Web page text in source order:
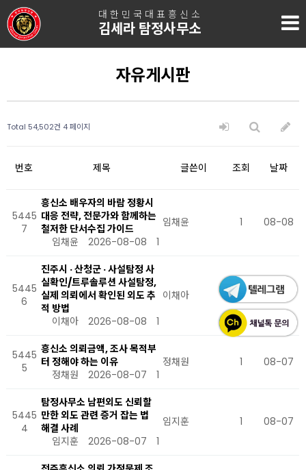
대한민국대표흥신소
김세라 탐정사무소
자유게시판
Total 54,502건 4 페이지
번호 제목 글쓴이 조회 날짜
5445
7
흥신소 배우자의 바람 정황시
대응 전략, 전문가와 함께하는
철저한 단서수집 가이드
임채윤
2026-08-08 1
임채윤 1 08-08
5445
6
진주시 · 산청군 · 사설탐정 사
실확인/트루솔루션 사설탐정,
실제 의뢰에서 확인된 외도 추
적 방법
이채아
2026-08-08 1
이채아 1 08-08
5445
5
흥신소 의뢰금액, 조사 목적부
터 정해야 하는 이유
정채원
2026-08-07 1
정채원 1 08-07
5445
4
탐정사무소 남편외도 신뢰할
만한 외도 관련 증거 잡는 법
해결 사례
임지훈
2026-08-07 1
임지훈 1 08-07